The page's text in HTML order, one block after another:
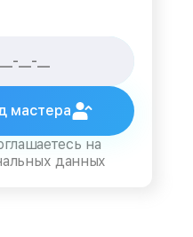
мастера
на
данных